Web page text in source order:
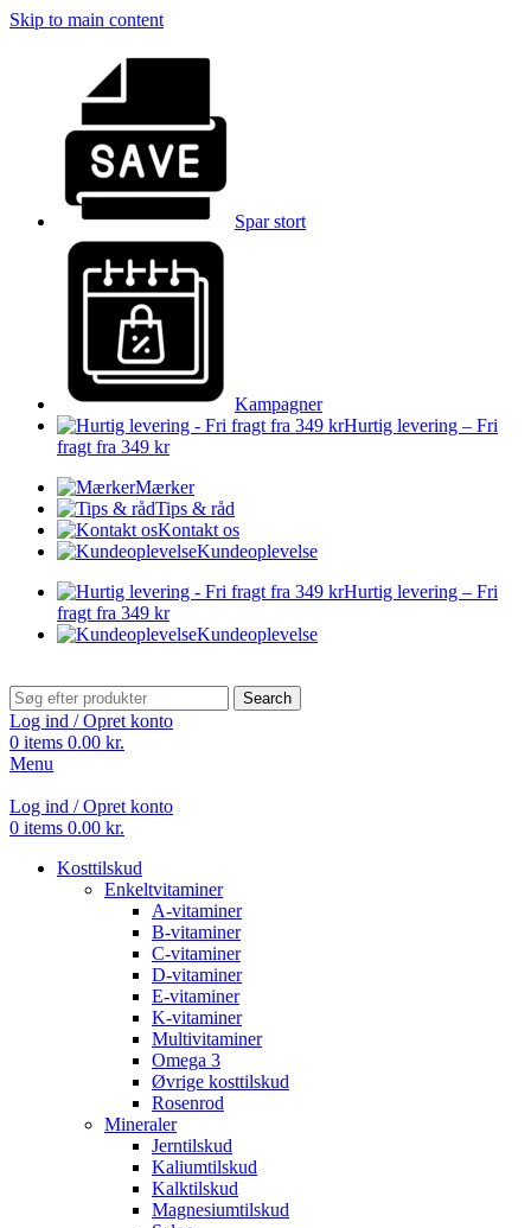
Skip to main content
Spar stort
Kampagner
Hurtig levering – Fri
fragt fra 349 kr
Mærker
Tips & råd
Kontakt os
Kundeoplevelse
Hurtig levering – Fri
fragt fra 349 kr
Kundeoplevelse
Search
Log ind / Opret konto
0 items 0.00 kr.
Menu
Log ind / Opret konto
0 items 0.00 kr.
Kosttilskud
Enkeltvitaminer
A-vitaminer
B-vitaminer
C-vitaminer
D-vitaminer
E-vitaminer
K-vitaminer
Multivitaminer
Omega 3
Øvrige kosttilskud
Rosenrod
Mineraler
Jerntilskud
Kaliumtilskud
Kalktilskud
Magnesiumtilskud